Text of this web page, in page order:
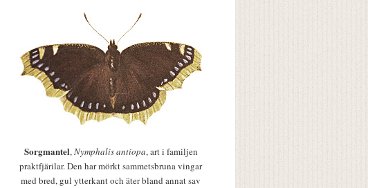
Sorgmantel,Nymphalis antiopa, art i familjen
praktfjärilar. Den har mörkt sammetsbruna vingar
med bred, gul ytterkant och äter bland annat sav